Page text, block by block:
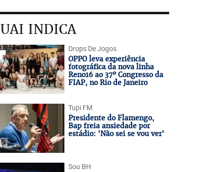
UAI INDICA
Drops De Jogos
OPPO leva experiência
fotográfica da nova linha
Reno16 ao 37º Congresso da
FIAP, no Rio de Janeiro
Tupi FM
Presidente do Flamengo,
Bap freia ansiedade por
estádio: 'Não sei se vou ver'
Sou BH